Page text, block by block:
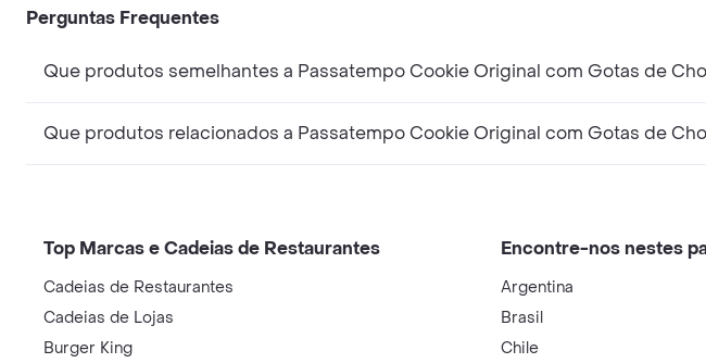
Perguntas Frequentes
Que produtos semelhantes a Passatempo Cookie Original com Gotas de
Que produtos relacionados a Passatempo Cookie Original com Gotas de
Top Marcas e Cadeias de Restaurantes
Cadeias de Restaurantes
Cadeias de Lojas
Burger King
Encontre-nos nestes
Argentina
Brasil
Chile